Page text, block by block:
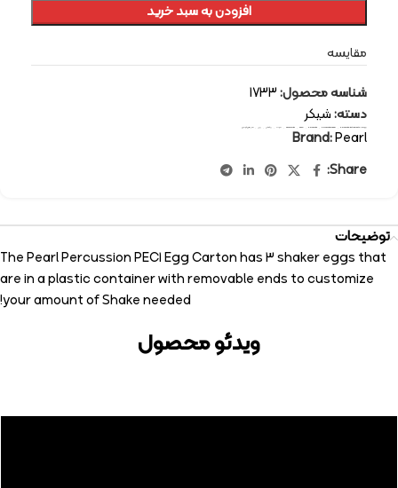
افزودن به سبد خرید
مقایسه
شناسه محصول:1733
دسته:شیکر
برچسب: accessories Pearl percussion percussion shaker percussion-instruments ادوات پرکاشن پرل سازهای کوبه ای
Brand:Pearl
Share:
توضیحات
The Pearl Percussion PEC1 Egg Carton has 3 shaker eggs that
are in a plastic container with removable ends to customize
your amount of Shake needed!
ویدئو محصول